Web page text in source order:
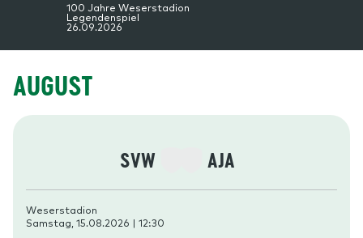
100 Jahre Weserstadion
Legendenspiel
26.09.2026
AUGUST
Weserstadion
Samstag, 15.08.2026 | 12:30
SVW AJA